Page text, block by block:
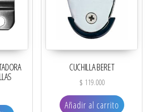
CUCHILLA BERET
$ 119.000
Añadir al carrito